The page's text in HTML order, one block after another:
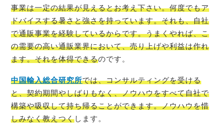
事業は一定の結果が見えるとお考え下さい。何度でもア
ドバイスする暑さと強さを持っています。それも、自社
で通販事業を経験しているからです。うまくやれば、こ
の需要の高い通販業界において、売り上げや利益は作れ
ます。それを体得できるのです。
中国輸入総合研究所では、コンサルティングを受ける
と、契約期間やしばりもなく、ノウハウをすべて自社で
構築や吸収して持ち帰ることができます。ノウハウを惜
しみなく教えつくします。